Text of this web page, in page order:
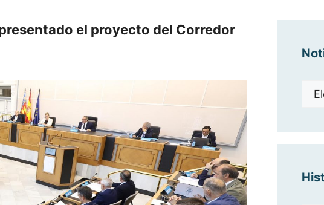
el proyecto del Corredor